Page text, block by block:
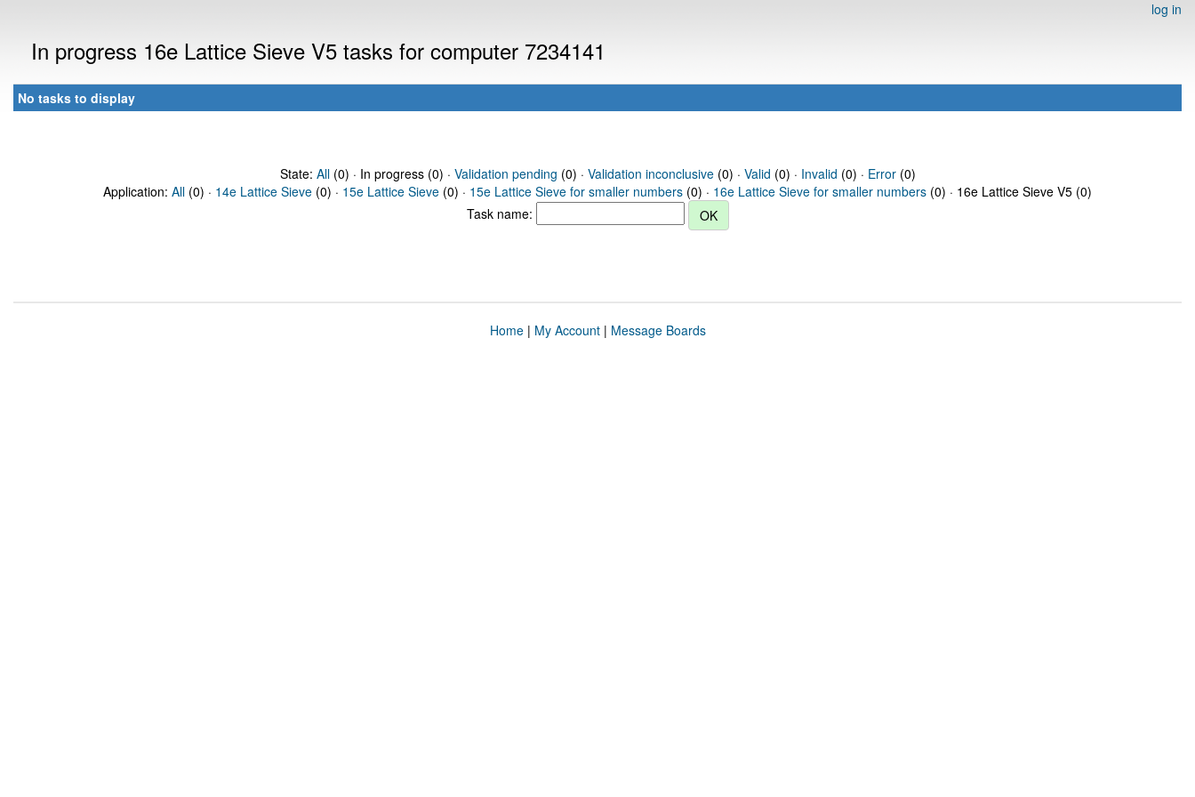
log in
In progress 16e Lattice Sieve V5 tasks for computer 7234141
No tasks to display
State: All(0) · In progress (0) · Validation pending (0) · Validation inconclusive(0) · Valid (0) · Invalid (0) · Error(0)
Application: All (0) · 14e Lattice Sieve (0) · 15e Lattice Sieve (0) · 15e Lattice Sieve for smaller numbers (0) · 16e Lattice Sieve for smaller numbers (0) · 16e Lattice Sieve V5 (0)
Task name:
Home| My Account| Message Boards